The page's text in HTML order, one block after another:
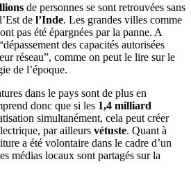
de personnes se sont retrouvées sans
de l’Inde. Les grandes villes comme
pas été épargnées par la panne. A
des capacités autorisées
réseau”, comme on peut le lire sur le
de l’époque.
dans le pays sont de plus en
donc que si les 1,4 milliard
simultanément, cela peut créer
par ailleurs vétuste. Quant à
a été volontaire dans le cadre d’un
médias locaux sont partagés sur la